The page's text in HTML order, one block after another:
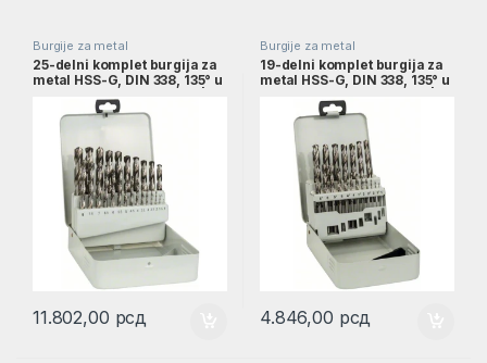
Burgije za metal
25-delni komplet burgija za
metal HSS-G, DIN 338, 135° u
metalnoj kaseti, 1–13 mm |
2607018727
11.802,00 рсд
Burgije za metal
19-delni komplet burgija za
metal HSS-G, DIN 338, 135° u
2607018726
4.846,00 рсд